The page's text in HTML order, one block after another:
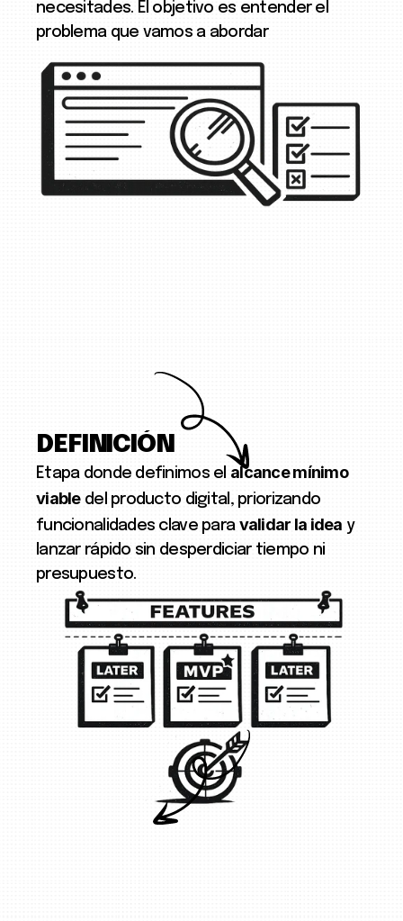
necesitades. El objetivo es entender el
problema que vamos a abordar
DEFINICIÓN
Etapa donde definimos el alcance mínimo
viabledel producto digital, priorizando
funcionalidades clave para validar la idea y
lanzar rápido sin desperdiciar tiempo ni
presupuesto.